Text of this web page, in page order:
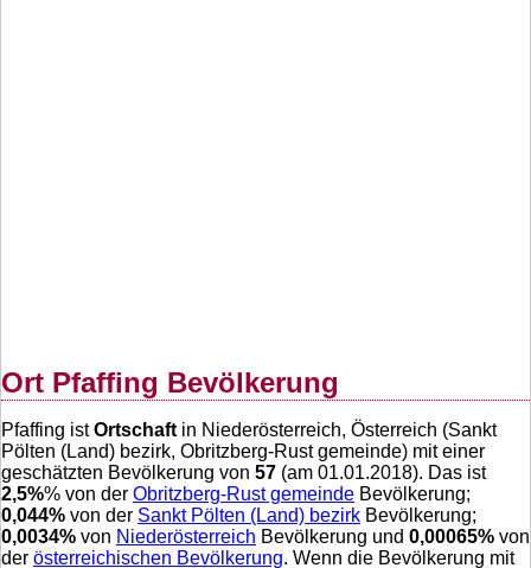
Ort Pfaffing Bevölkerung
Pfaffing istOrtschaft in Niederösterreich, Österreich (Sankt
Pölten (Land) bezirk, Obritzberg-Rust gemeinde) mit einer
geschätzten Bevölkerung von 57 (am 01.01.2018). Das ist
2,5%% von der Obritzberg-Rust gemeinde Bevölkerung;
0,044% von der Sankt Pölten (Land) bezirk Bevölkerung;
0,0034% von Niederösterreich Bevölkerung und 0,00065% von
der österreichischen Bevölkerung. Wenn die Bevölkerung mit